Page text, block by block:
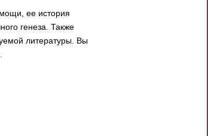
ее история
генеза. Также
литературы. Вы